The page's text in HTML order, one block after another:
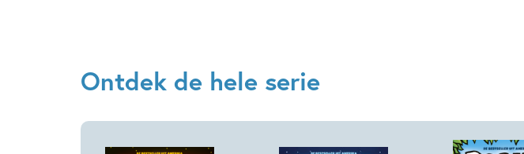
Ontdek de hele serie